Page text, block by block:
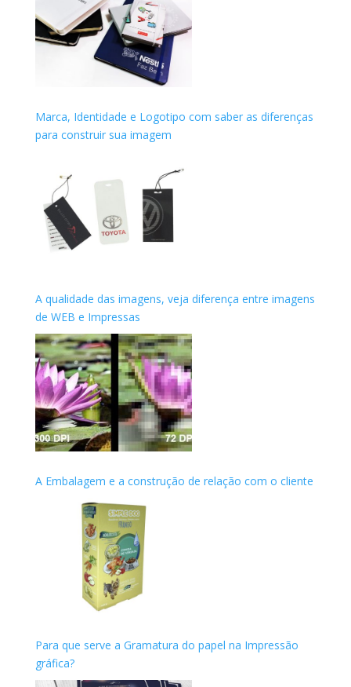
Marca, Identidade e Logotipo com saber as diferenças
para construir sua imagem
A qualidade das imagens, veja diferença entre imagens
de WEB e Impressas
A Embalagem e a construção de relação com o cliente
Para que serve a Gramatura do papel na Impressão
gráfica?